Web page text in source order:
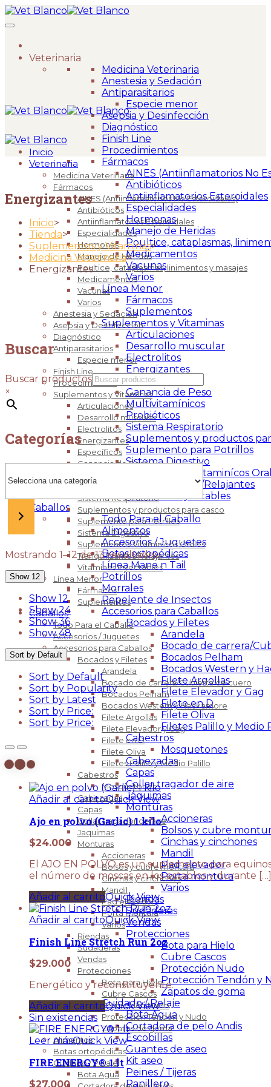
Veterinaria
Medicina Veterinaria
Anestesia y Sedación
Antiparasitarios
Especie menor
Asepsia y Desinfección
Diagnóstico
Finish Line
Procedimientos
Fármacos
AINES (Antiinflamatorios No
Antibióticos
Antiinflamatorios Esteroidales
Especialidades
Hormonas
Manejo de Heridas
Poultice, cataplasmas,
Medicamentos
Vacunas
Varios
Línea Menor
Fármacos
Suplementos
Suplementos y Vitaminas
Articulaciones
Desarrollo muscular
Electrolitos
Energizantes
Específicos
Ganancia de Peso
Multivitamínicos
Probióticos
Sistema Respiratorio
Suplementos y productos
Suplemento para Potrillos
Sistema Digestivo
Suplementos Vitaminícos
Tranquilizantes/Relajantes
Vitaminas Inyectables
Caballos
Todo Para el Caballo
Alimentos
Accesorios / Juguetes
Botas ortopédicas
Línea Mane n Tail
Potrillos
Morrales
Repelente de Insectos
Accesorios para Caballos
Bocados y Filetes
Arandela
Bocado de carrera/
Bocados Pelham
Bocados Western y
Filete Argollas
Filete Elevador y Gag
Filete en D
Filete Oliva
Filetes Palillo y Medio
Cabestros
Mosquetones
Cabezadas
Capas
Collar tragador de aire
Jaquimas
Monturas
Accioneras
Bolsos y cubre
Cinchas y cinchones
Mandil
Pad elevador
Porta montura
Varios
Riendas
Sudaderas
Vendas
Protecciones
Bota para Hielo
Cubre Cascos
Protección Nudo
Protección Tendón y
Zapatos de goma
Cuidado / Pelaje
Bota Agua
Cortadora de pelo Andis
Escobillas
Guantes de aseo
Kit aseo
Peines / Tijeras
Ranillero
Inicio
Veterinaria
Medicina Veterinaria
Fármacos
AINES (Antiinflamatorios No Esteroidales)
Antibióticos
Antiinflamatorios Esteroidales
Especialidades
Hormonas
Manejo de Heridas
Poultice, cataplasmas, linimentos y masajes
Medicamentos
Vacunas
Varios
Anestesia y Sedación
Asepsia y Desinfección
Diagnóstico
Antiparasitarios
Especie menor
Finish Line
Procedimientos
Suplementos y Vitaminas
Articulaciones
Desarrollo muscular
Electrolitos
Energizantes
Específicos
Ganancia de Peso
Probióticos
Sistema Respiratorio
Suplementos y productos para casco
Suplemento para Potrillos
Sistema Digestivo
Suplementos Vitaminícos Orales
Tranquilizantes/Relajantes
Vitaminas Inyectables
Línea Menor
Fármacos
Suplementos
Caballos
Todo Para el Caballo
Accesorios / Juguetes
Accesorios para Caballos
Bocados y Filetes
Arandela
Bocado de carrera/Cubierta de cuero
Bocados Pelham
Bocados Western y Hackamore
Filete Argollas
Filete Elevador y Gag
Filete en D
Filete Oliva
Filetes Palillo y Medio Palillo
Cabestros
Mosquetones
Cabezadas
Capas
Collar tragador de aire
Jaquimas
Monturas
Accioneras
Bolsos y cubre montura
Cinchas y cinchones
Mandil
Pad elevador
Porta montura
Varios
Riendas
Sudaderas
Vendas
Protecciones
Bota para Hielo
Cubre Cascos
Protección Nudo
Protección Tendón y Nudo
Zapatos de goma
Alimentos
Botas ortopédicas
Cuidado / Pelaje
Bota Agua
Energizantes
Inicio>
Tienda>
Suplementos y Vitaminas>
Medicina Veterinaria>
Energizantes
Buscar
Buscar productos
×
Categorías
una
Mostrando 1–12 de 13 resultados
Show 12
Show 12
Show 24
Show 36
Show 48
Sort by Default
Sort by Default
Sort by Popularity
Sort by Latest
Sort by Price:
Sort by Price:
Añadir al carritoQuick View
Ajo en polvo (Garlic) 1 kilo
$24.000
El AJO EN POLVO es un suplemento para
el número de moscas en los establos y durante […]
Añadir al carritoQuick View
Añadir al carritoQuick View
Finish Line Stretch Run 2oz
$29.000
Energético y reconstituyente.
Añadir al carritoQuick View
Sin existencias
Leer másQuick View
FIRE ENERGY® 1 lt
$27.000